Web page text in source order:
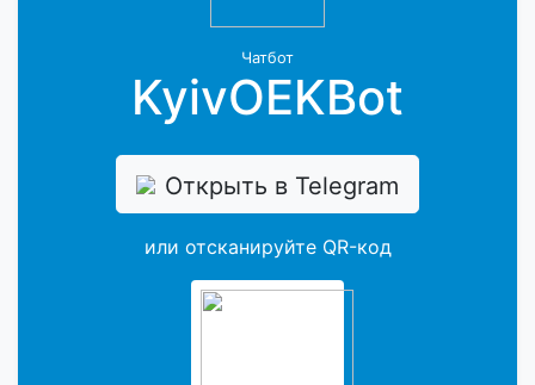
Чатбот
KyivOEKBot
Открыть в Telegram
или отсканируйте QR-код